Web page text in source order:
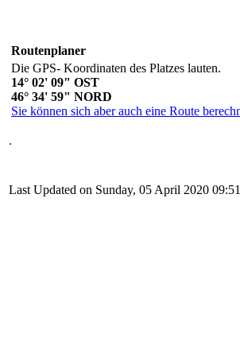
Routenplaner
Die GPS- Koordinaten des Platzes lauten.
14° 02' 09" OST
46° 34' 59" NORD
Sie können sich aber auch eine Route
.
Last Updated on Sunday, 05 April 2020 09:51